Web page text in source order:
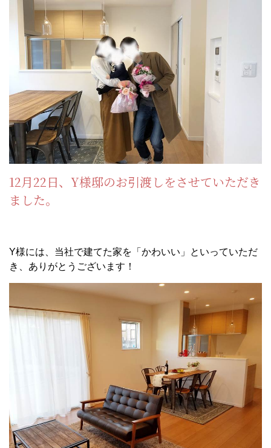
12月22日、Y様邸のお引渡しをさせていただき
ました。
Y様には、当社で建てた家を「かわいい」といっていただ
き、ありがとうございます！